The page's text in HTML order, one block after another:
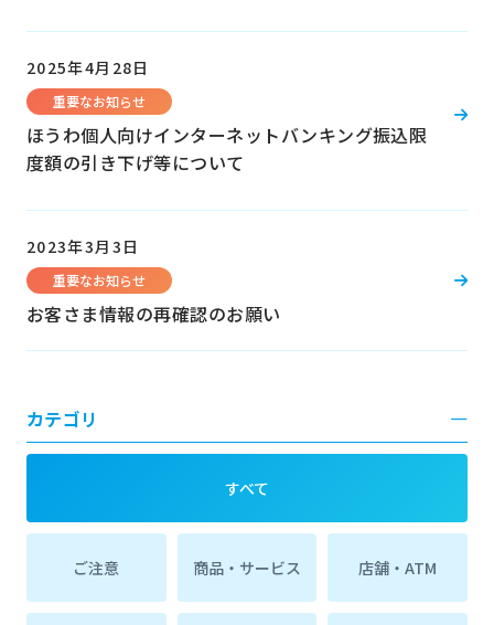
2025年4月28日
重要なお知らせ
ほうわ個人向けインターネットバンキング振込限
度額の引き下げ等について
2023年3月3日
重要なお知らせ
お客さま情報の再確認のお願い
カテゴリ
すべて
ご注意 商品・サービス 店舗・ATM